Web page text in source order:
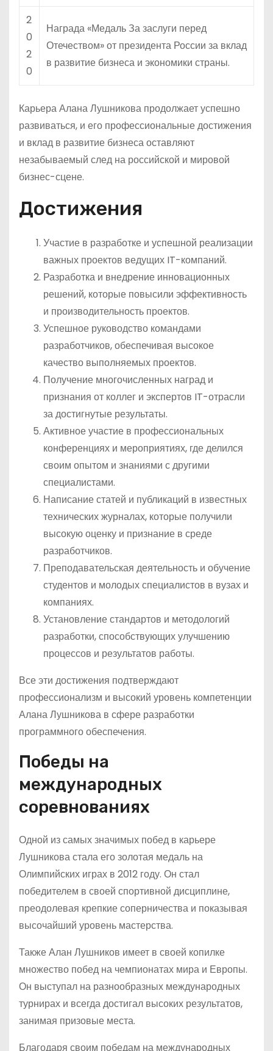
2
0
2
0
Награда «Медаль За заслуги перед
Отечеством» от президента России за вклад
в развитие бизнеса и экономики страны.
Карьера Алана Лушникова продолжает успешно
развиваться, и его профессиональные достижения
и вклад в развитие бизнеса оставляют
незабываемый след на российской и мировой
бизнес-сцене.
Достижения
Участие в разработке и успешной реализации
важных проектов ведущих IT-компаний.
Разработка и внедрение инновационных
решений, которые повысили эффективность
и производительность проектов.
Успешное руководство командами
разработчиков, обеспечивая высокое
качество выполняемых проектов.
Получение многочисленных наград и
признания от коллег и экспертов IT-отрасли
за достигнутые результаты.
Активное участие в профессиональных
конференциях и мероприятиях, где делился
своим опытом и знаниями с другими
специалистами.
Написание статей и публикаций в известных
технических журналах, которые получили
высокую оценку и признание в среде
разработчиков.
Преподавательская деятельность и обучение
студентов и молодых специалистов в вузах и
компаниях.
Установление стандартов и методологий
разработки, способствующих улучшению
процессов и результатов работы.
Все эти достижения подтверждают
профессионализм и высокий уровень компетенции
Алана Лушникова в сфере разработки
программного обеспечения.
Победы на
международных
соревнованиях
Одной из самых значимых побед в карьере
Лушникова стала его золотая медаль на
Олимпийских играх в 2012 году. Он стал
победителем в своей спортивной дисциплине,
преодолевая крепкие соперничества и показывая
высочайший уровень мастерства.
Также Алан Лушников имеет в своей копилке
множество побед на чемпионатах мира и Европы.
Он выступал на разнообразных международных
турнирах и всегда достигал высоких результатов,
занимая призовые места.
Благодаря своим победам на международных